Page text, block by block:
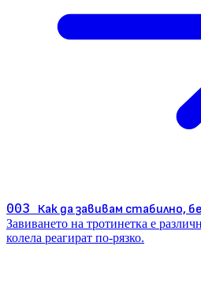
003 Как да завивам стабилно,
Завиването на тротинетка е
колела реагират по-рязко.